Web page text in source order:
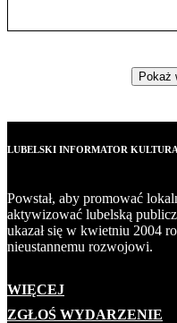
Pokaż
LUBELSKI INFORMATOR
Powstał, aby promować
aktywizować lubelską
ukazał się w kwietniu 2004
nieustannemu rozwojowi.
WIĘCEJ
ZGŁOŚ WYDARZENIE